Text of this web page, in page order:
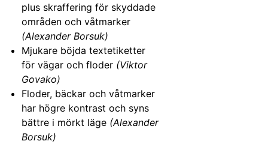
plus skraffering för skyddade
områden och våtmarker
(Alexander Borsuk)
Mjukare böjda textetiketter
för vägar och floder (Viktor
Govako)
Floder, bäckar och våtmarker
har högre kontrast och syns
bättre i mörkt läge (Alexander
Borsuk)